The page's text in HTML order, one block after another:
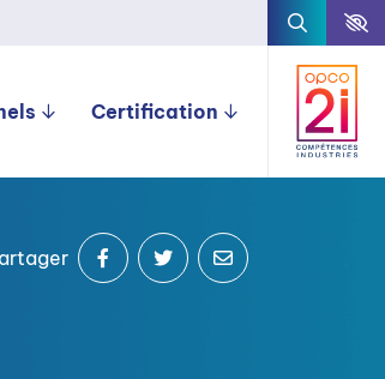
Certification